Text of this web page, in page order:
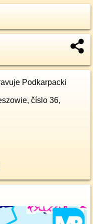
Podkarpacki
číslo 36,